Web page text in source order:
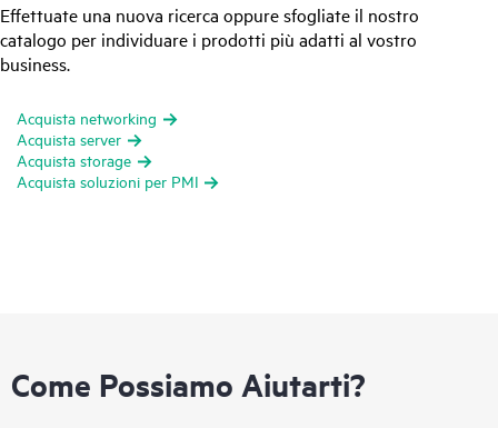
Effettuate una nuova ricerca oppure sfogliate il nostro
catalogo per individuare i prodotti più adatti al vostro
business.
Acquista networking
Acquista server
Acquista storage
Acquista soluzioni per PMI
Come Possiamo Aiutarti?